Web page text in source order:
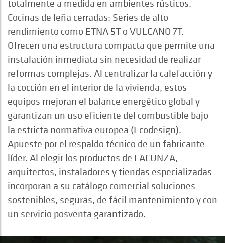
totalmente a medida en ambientes rústicos. -
Cocinas de leña cerradas: Series de alto
rendimiento como ETNA 5T o VULCANO 7T.
Ofrecen una estructura compacta que permite una
instalación inmediata sin necesidad de realizar
reformas complejas. Al centralizar la calefacción y
la cocción en el interior de la vivienda, estos
equipos mejoran el balance energético global y
garantizan un uso eficiente del combustible bajo
la estricta normativa europea (Ecodesign).
Apueste por el respaldo técnico de un fabricante
líder. Al elegir los productos de LACUNZA,
arquitectos, instaladores y tiendas especializadas
incorporan a su catálogo comercial soluciones
sostenibles, seguras, de fácil mantenimiento y con
un servicio posventa garantizado.